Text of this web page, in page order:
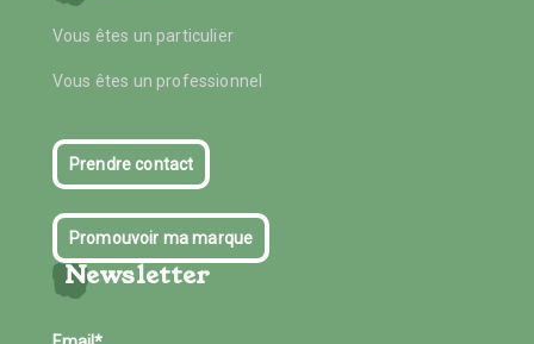
Vous êtes un particulier
Vous êtes un professionnel
Prendre contact
Promouvoir ma marque
Newsletter